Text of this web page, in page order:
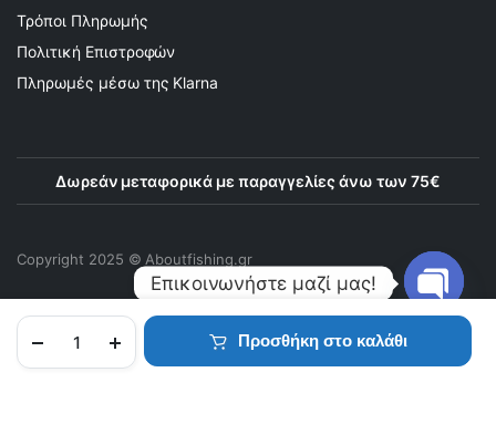
Προσθήκη στο καλάθι
Τρόποι Πληρωμής
Πολιτική Επιστροφών
Πληρωμές μέσω της Klarna
Δωρεάν μεταφορικά με παραγγελίες άνω των 75€
Copyright 2025 © Αboutfishing.gr
ΑΡΧΙΚΉ ΠΡΟΪΌΝΤΑ ΑΓΑΠΗΜΈΝΑ ΛΟΓΑΡΙΑΣΜΌΣ
Επικοινωνήστε μαζί μας!
Open
chaty